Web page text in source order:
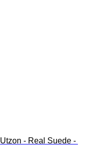
Utzon - Real Suede -